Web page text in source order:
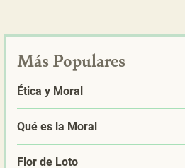
Más Populares
Ética y Moral
Qué es la Moral
Flor de Loto